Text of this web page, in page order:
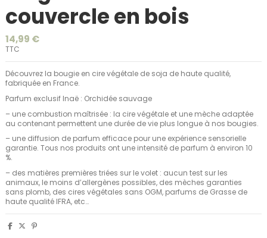
couvercle en bois
14,99 €
TTC
Découvrez la bougie en cire végétale de soja de haute qualité,
fabriquée en France.
Parfum exclusif Inaë : Orchidée sauvage
– une combustion maîtrisée : la cire végétale et une mèche adaptée
au contenant permettent une durée de vie plus longue à nos bougies.
– une diffusion de parfum efficace pour une expérience sensorielle
garantie. Tous nos produits ont une intensité de parfum à environ 10
%.
– des matières premières triées sur le volet : aucun test sur les
animaux, le moins d’allergènes possibles, des mèches garanties
sans plomb, des cires végétales sans OGM, parfums de Grasse de
haute qualité IFRA, etc…